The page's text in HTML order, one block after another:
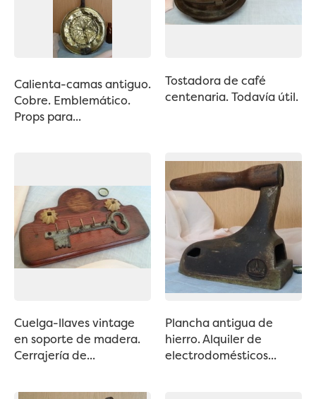
Calienta-camas antiguo.
Cobre. Emblemático.
Props para...
Tostadora de café
centenaria. Todavía útil.
Cuelga-llaves vintage
en soporte de madera.
Cerrajería de...
Plancha antigua de
hierro. Alquiler de
electrodomésticos...